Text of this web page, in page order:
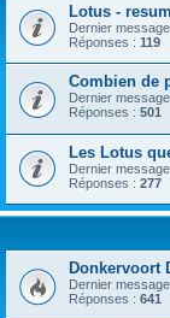
Lotus -
Dernier
Réponses : 119
Combien de
Dernier
Réponses : 501
Les Lotus
Dernier
Réponses : 277
Donkervoort
Dernier
Réponses : 641